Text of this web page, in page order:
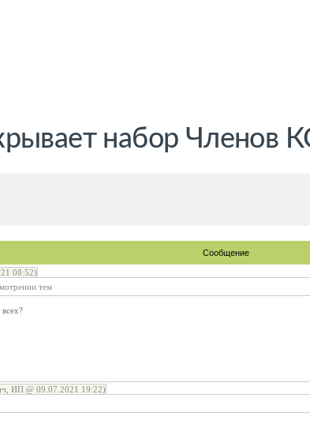
набор Членов
Сообщение
08:52)
тем
ИП @ 09.07.2021 19:22)